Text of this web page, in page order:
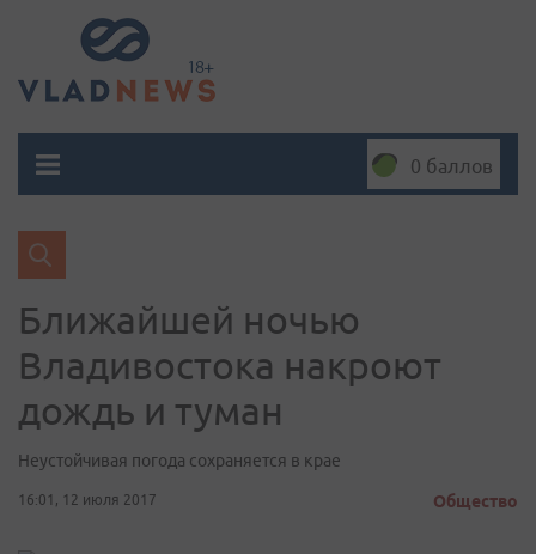
0 баллов
Ближайшей ночью
Владивостока накроют
дождь и туман
Неустойчивая погода сохраняется в крае
16:01, 12 июля 2017 Общество